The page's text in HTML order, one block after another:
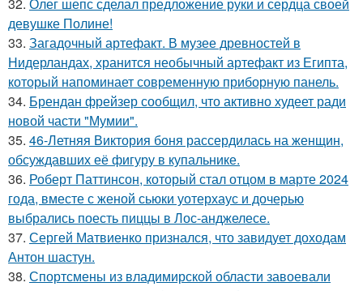
девушке Полине!
33. Загадочный артефакт. В музее древностей в
Нидерландах, хранится необычный артефакт из Египта,
который напоминает современную приборную панель.
34. Брендан фрейзер сообщил, что активно худеет ради
новой части "Мумии".
35. 46-Летняя Виктория боня рассердилась на женщин,
обсуждавших её фигуру в купальнике.
36. Роберт Паттинсон, который стал отцом в марте 2024
года, вместе с женой сьюки уотерхаус и дочерью
выбрались поесть пиццы в Лос-анджелесе.
37. Сергей Матвиенко признался, что завидует доходам
Антон шастун.
38. Спортсмены из владимирской области завоевали